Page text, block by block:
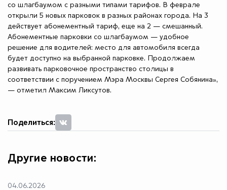
со шлагбаумом с разными типами тарифов. В феврале
открыли 5 новых парковок в разных районах города. На 3
действует абонементный тариф, еще на 2 — смешанный.
Абонементные парковки со шлагбаумом — удобное
решение для водителей: место для автомобиля всегда
будет доступно на выбранной парковке. Продолжаем
развивать парковочное пространство столицы в
соответствии с поручением Мэра Москвы Сергея Собянина»,
— отметил Максим Ликсутов.
Поделиться:
Другие новости:
04.06.2026